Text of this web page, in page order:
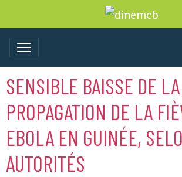
SENSIBLE BAISSE DE LA
PROPAGATION DE LA
EBOLA EN GUINÉE,
AUTORITÉS